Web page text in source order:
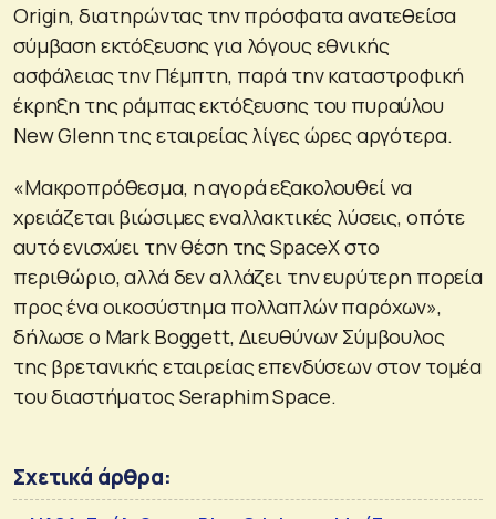
Origin, διατηρώντας την πρόσφατα ανατεθείσα
σύμβαση εκτόξευσης για λόγους εθνικής
ασφάλειας την Πέμπτη, παρά την καταστροφική
έκρηξη της ράμπας εκτόξευσης του πυραύλου
New Glenn της εταιρείας λίγες ώρες αργότερα.
«Μακροπρόθεσμα, η αγορά εξακολουθεί να
χρειάζεται βιώσιμες εναλλακτικές λύσεις, οπότε
αυτό ενισχύει την θέση της SpaceX στο
περιθώριο, αλλά δεν αλλάζει την ευρύτερη πορεία
προς ένα οικοσύστημα πολλαπλών παρόχων»,
δήλωσε ο Mark Boggett, Διευθύνων Σύμβουλος
της βρετανικής εταιρείας επενδύσεων στον τομέα
του διαστήματος Seraphim Space.
Σχετικά άρθρα: